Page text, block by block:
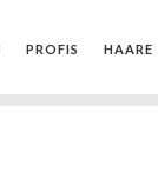
PROFIS HAARE